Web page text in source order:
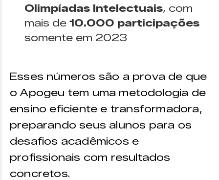
Olimpíadas Intelectuais, com
mais de 10.000 participações
somente em 2023
Esses números são a prova de que
o Apogeu tem uma metodologia de
ensino eficiente e transformadora,
preparando seus alunos para os
desafios acadêmicos e
profissionais com resultados
concretos.